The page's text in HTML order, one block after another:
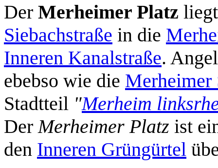
Der Merheimer Platz
Siebachstraße in die
Inneren Kanalstraße.
ebebso wie die Merheimer
Stadtteil "Merheim
Der Merheimer Platz ist
den Inneren Grüngürtel